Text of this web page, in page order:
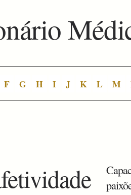
F G H I J K L M